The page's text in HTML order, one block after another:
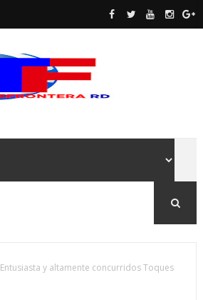
Entusiasta y altamente concurridos Toques